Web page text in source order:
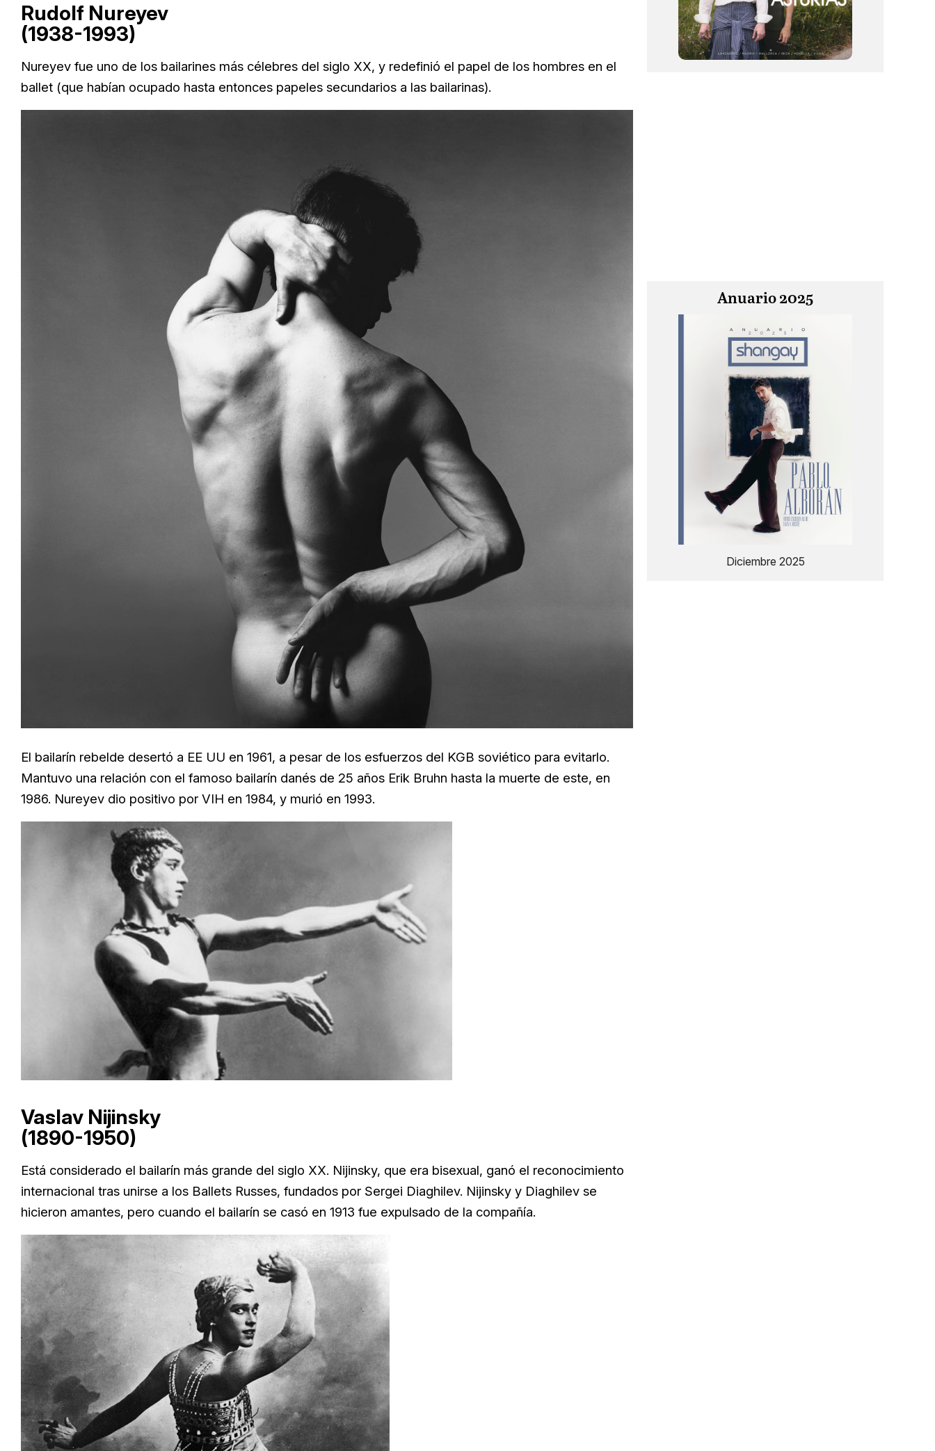
Rudolf Nureyev
(1938-1993)
Nureyev fue uno de los bailarines más célebres del siglo XX, y redefinió el papel de los hombres en el
ballet (que habían ocupado hasta entonces papeles secundarios a las bailarinas).
El bailarín rebelde desertó a EE UU en 1961, a pesar de los esfuerzos del KGB soviético para evitarlo.
Mantuvo una relación con el famoso bailarín danés de 25 años Erik Bruhn hasta la muerte de este, en
1986. Nureyev dio positivo por VIH en 1984, y murió en 1993.
Vaslav Nijinsky
(1890-1950)
Está considerado el bailarín más grande del siglo XX. Nijinsky, que era bisexual, ganó el reconocimiento
internacional tras unirse a los Ballets Russes, fundados por Sergei Diaghilev. Nijinsky y Diaghilev se
hicieron amantes, pero cuando el bailarín se casó en 1913 fue expulsado de la compañía.
Anuario 2025
Diciembre 2025